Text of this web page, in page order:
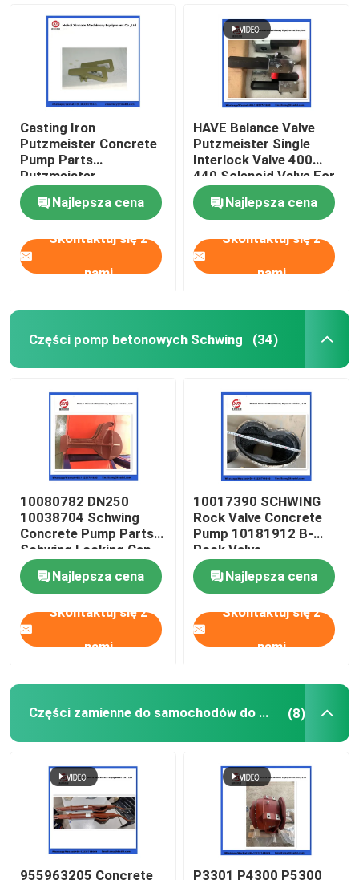
Dom
O nas
Wycieczka po fabryce
Kontrola jakości
Skontaktuj się z nami
Poprosić o wycenę
Części pomp betonowych Schwing
Części zamienne zakładów dozujących
Casting Iron
Putzmeister Concrete
Pump Parts
Putzmeister
Agitatoring Paddles
Najlepsza cena
Skontaktuj się z
nami
HAVE Balance Valve
Putzmeister Single
Interlock Valve 400
440 Solenoid Valve For
Concrete Pump
Najlepsza cena
Skontaktuj się z
nami
Części pomp betonowych Schwing (34)
10080782 DN250
10038704 Schwing
Concrete Pump Parts
Schwing Locking Cap
Najlepsza cena
Skontaktuj się z
nami
10017390 SCHWING
Rock Valve Concrete
Pump 10181912 B-
Rock Valve
220/180/10059467
210/180Najlepsza cena
Skontaktuj się z
nami
Części zamienne do samochodów do mieszania betonu (8)
955963205 Concrete
P3301 P4300 P5300